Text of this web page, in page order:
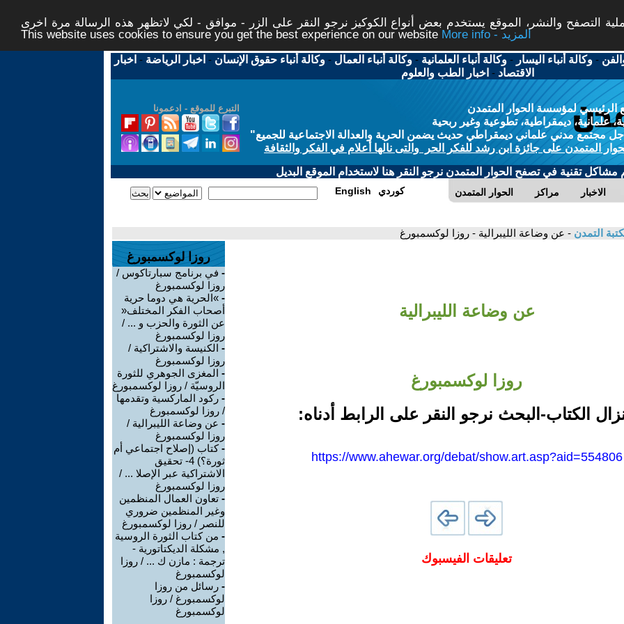
التصفح والنشر، الموقع يستخدم بعض أنواع الكوكيز نرجو النقر على الزر - موافق - لكي لاتظهر هذه الرسالة مرة اخرى -
This website uses cookies to ensure you get the best experience on our website
More info - المزيد
-وكالة أنباء اليسار -وكالة أنباء العلمانية -وكالة أنباء العمال -وكالة أنباء حقوق الإنسان - اخبار الرياضة - اخبار
الاقتصاد - اخبار الطب والعلوم
التبرع للموقع - ادعمونا
الرئيسي لمؤسسة الحوار المتمدن
علمانية، ديمقراطية، تطوعية وغير ربحية
مجتمع مدني علماني ديمقراطي حديث يضمن الحرية والعدالة الاجتماعية للجميع"
المتمدن على جائزة ابن رشد للفكر الحر والتى نالها أعلام في الفكر والثقافة
مشاكل تقنية في تصفح الحوار المتمدن نرجو النقر هنا لاستخدام الموقع البديل
الحوار المتمدن مراكز الاخبار English كوردي
التمدن - عن وضاعة الليبرالية - روزا لوكسمبورغ
عن وضاعة الليبرالية
روزا لوكسمبورغ
الكتاب-البحث نرجو النقر على الرابط أدناه:
https://www.ahewar.org/debat/show.art.asp?aid=554806
تعليقات الفيسبوك
روزا لوكسمبورغ
- في برنامج سبارتاكوس /
روزا لوكسمبورغ
- »الحرية هي دوما حرية
أصحاب الفكر المختلف«
عن الثورة والحزب و ... /
روزا لوكسمبورغ
- الكنيسة والاشتراكية /
روزا لوكسمبورغ
- المغزى الجوهري للثورة
الروسيّة / روزا لوكسمبورغ
- ركود الماركسية وتقدمها
/ روزا لوكسمبورغ
- عن وضاعة الليبرالية /
روزا لوكسمبورغ
-كتاب (إصلاح اجتماعي أم
ثورة؟) 4- تحقيق
الاشتراكية عبر الإصلا ... /
روزا لوكسمبورغ
- تعاون العمال المنظمين
وغير المنظمين ضروري
للنصر / روزا لوكسمبورغ
- من كتاب الثورة الروسية
, مشكلة الديكتاتورية -
ترجمة : مازن ك ... / روزا
لوكسمبورغ
- رسائل من روزا
لوكسمبورغ / روزا
لوكسمبورغ